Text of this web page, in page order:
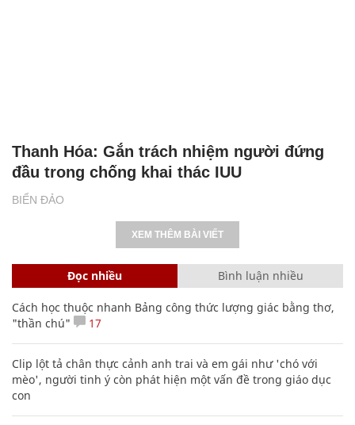
BIỂN ĐẢO
Thanh Hóa: Gắn trách nhiệm người đứng
đầu trong chống khai thác IUU
XEM THÊM BÀI VIẾT
Đọc nhiều Bình luận nhiều
Cách học thuộc nhanh Bảng công thức lượng giác bằng thơ,
"thần chú"
17
Clip lột tả chân thực cảnh anh trai và em gái như 'chó với
mèo', người tinh ý còn phát hiện một vấn đề trong giáo dục
con